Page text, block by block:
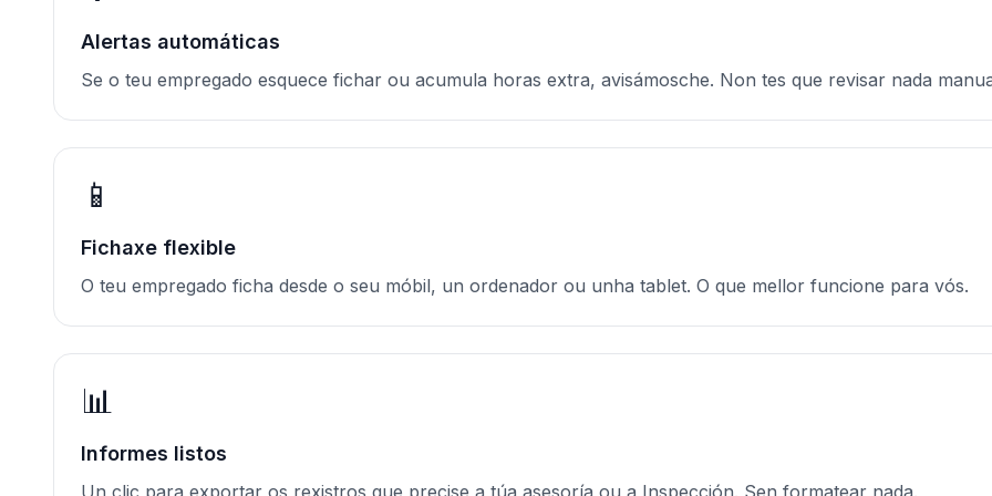
Alertas automáticas
Se o teu empregado esquece fichar ou acumula horas extra, avisámosche. Non tes que revisar nada
📱
Fichaxe flexible
O teu empregado ficha desde o seu móbil, un ordenador ou unha tablet. O que mellor funcione para vós.
📊
Informes listos
Un clic para exportar os rexistros que precise a túa asesoría ou a Inspección. Sen formatear nada.